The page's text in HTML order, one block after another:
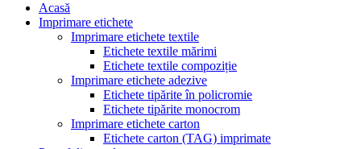
Acasă
Imprimare etichete
Imprimare etichete textile
Etichete textile mărimi
Etichete textile compoziție
Imprimare etichete adezive
Etichete tipărite în policromie
Etichete tipărite monocrom
Imprimare etichete carton
Etichete carton (TAG) imprimate